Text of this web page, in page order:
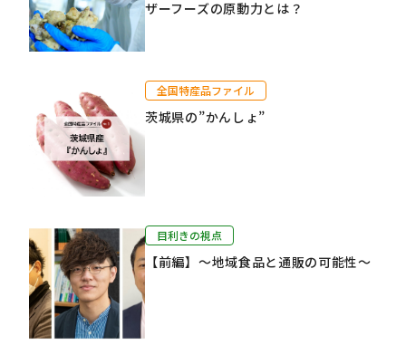
ザーフーズの原動力とは？
全国特産品ファイル
茨城県の”かんしょ”
目利きの視点
【前編】～地域食品と通販の可能性～